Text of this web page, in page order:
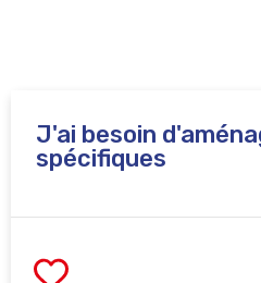
organisée en partenariat avec
J'ai besoin
spécifiques